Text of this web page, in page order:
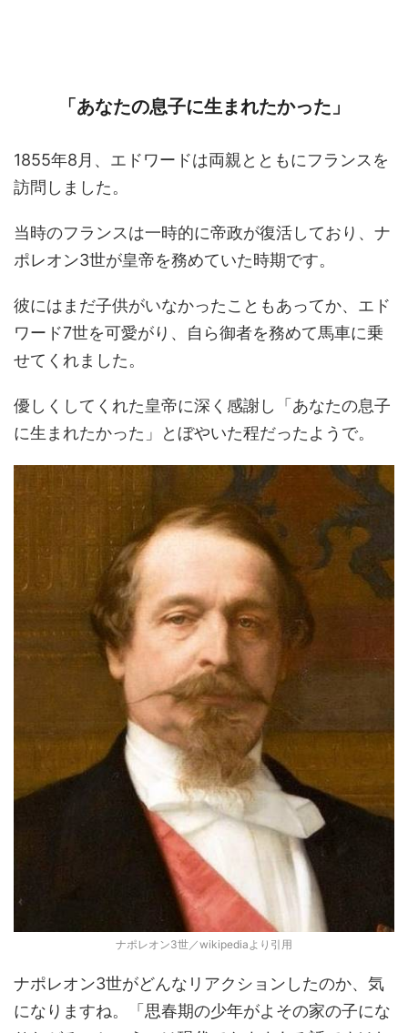
「あなたの息子に生まれたかった」
1855年8月、エドワードは両親とともにフランスを
訪問しました。
当時のフランスは一時的に帝政が復活しており、ナ
ポレオン3世が皇帝を務めていた時期です。
彼にはまだ子供がいなかったこともあってか、エド
ワード7世を可愛がり、自ら御者を務めて馬車に乗
せてくれました。
優しくしてくれた皇帝に深く感謝し「あなたの息子
に生まれたかった」とぼやいた程だったようで。
ナポレオン3世／wikipediaより引用
ナポレオン3世がどんなリアクションしたのか、気
になりますね。「思春期の少年がよその家の子にな